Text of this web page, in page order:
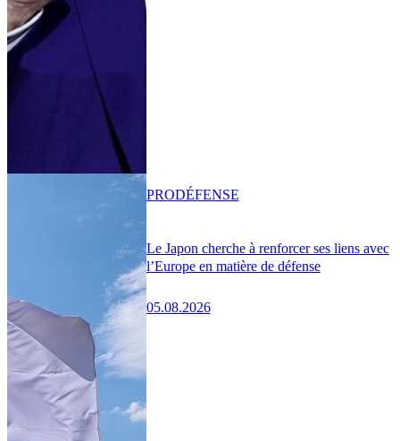
Le Japon cherche à renforcer ses liens avec
l’Europe en matière de défense
05.08.2026
PRODÉFENSE